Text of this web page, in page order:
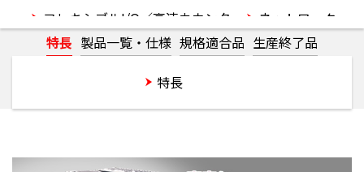
フレキシブルI/O／高速カウンタ
ネットワーク
注目の製品
特長 製品一覧・仕様 規格適合品 生産終了品
特長